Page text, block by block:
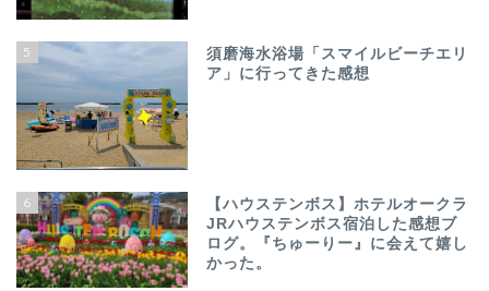
5
須磨海水浴場「スマイルビーチエリ
ア」に行ってきた感想
6
【ハウステンボス】ホテルオークラ
JRハウステンボス宿泊した感想ブ
ログ。『ちゅーりー』に会えて嬉し
かった。